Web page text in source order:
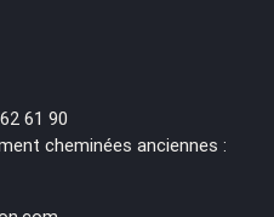
61 90
cheminées anciennes :